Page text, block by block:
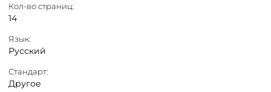
Кол-во страниц:
14
Язык:
Русский
Стандарт:
Другое